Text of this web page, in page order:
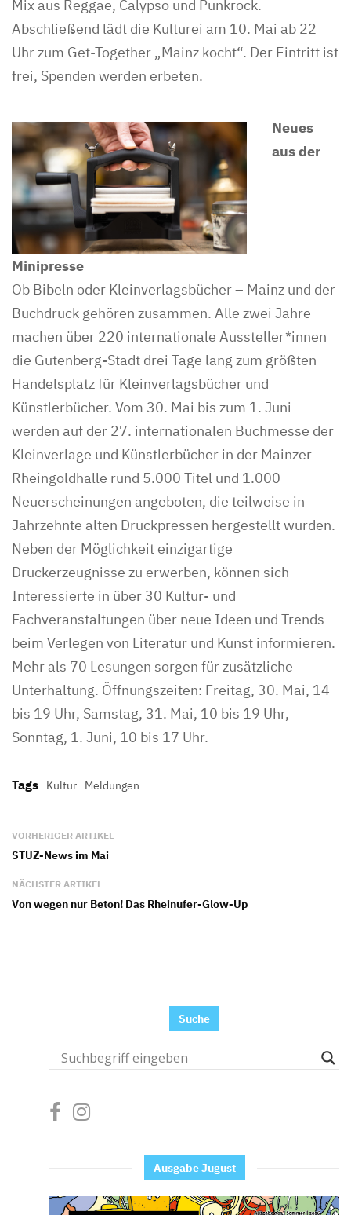
Mix aus Reggae, Calypso und Punkrock.
Abschließend lädt die Kulturei am 10. Mai ab 22
Uhr zum Get-Together „Mainz kocht“. Der Eintritt ist
frei, Spenden werden erbeten.
Neues
aus der
Minipresse
Ob Bibeln oder Kleinverlagsbücher – Mainz und der
Buchdruck gehören zusammen. Alle zwei Jahre
machen über 220 internationale Aussteller*innen
die Gutenberg-Stadt drei Tage lang zum größten
Handelsplatz für Kleinverlagsbücher und
Künstlerbücher. Vom 30. Mai bis zum 1. Juni
werden auf der 27. internationalen Buchmesse der
Kleinverlage und Künstlerbücher in der Mainzer
Rheingoldhalle rund 5.000 Titel und 1.000
Neuerscheinungen angeboten, die teilweise in
Jahrzehnte alten Druckpressen hergestellt wurden.
Neben der Möglichkeit einzigartige
Druckerzeugnisse zu erwerben, können sich
Interessierte in über 30 Kultur- und
Fachveranstaltungen über neue Ideen und Trends
beim Verlegen von Literatur und Kunst informieren.
Mehr als 70 Lesungen sorgen für zusätzliche
Unterhaltung. Öffnungszeiten: Freitag, 30. Mai, 14
bis 19 Uhr, Samstag, 31. Mai, 10 bis 19 Uhr,
Sonntag, 1. Juni, 10 bis 17 Uhr.
Tags Kultur Meldungen
VORHERIGER ARTIKEL
STUZ-News im Mai
NÄCHSTER ARTIKEL
Von wegen nur Beton! Das Rheinufer-Glow-Up
Suche
Ausgabe Jugust